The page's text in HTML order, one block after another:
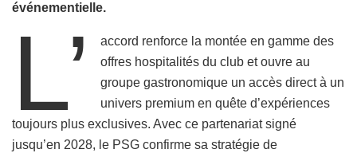
événementielle.
L’
accord renforce la montée en gamme des
offres hospitalités du club et ouvre au
groupe gastronomique un accès direct à un
univers premium en quête d’expériences
toujours plus exclusives. Avec ce partenariat signé
jusqu’en 2028, le PSG confirme sa stratégie de